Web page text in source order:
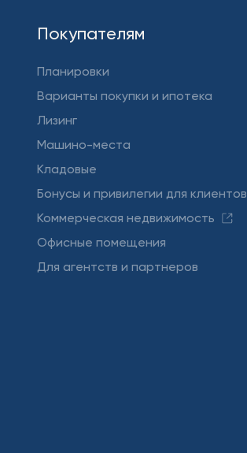
Покупателям
Планировки
Варианты покупки и ипотека
Лизинг
Машино-места
Кладовые
Бонусы и привилегии для клиентов
Коммерческая недвижимость
Офисные помещения
Для агентств и партнеров